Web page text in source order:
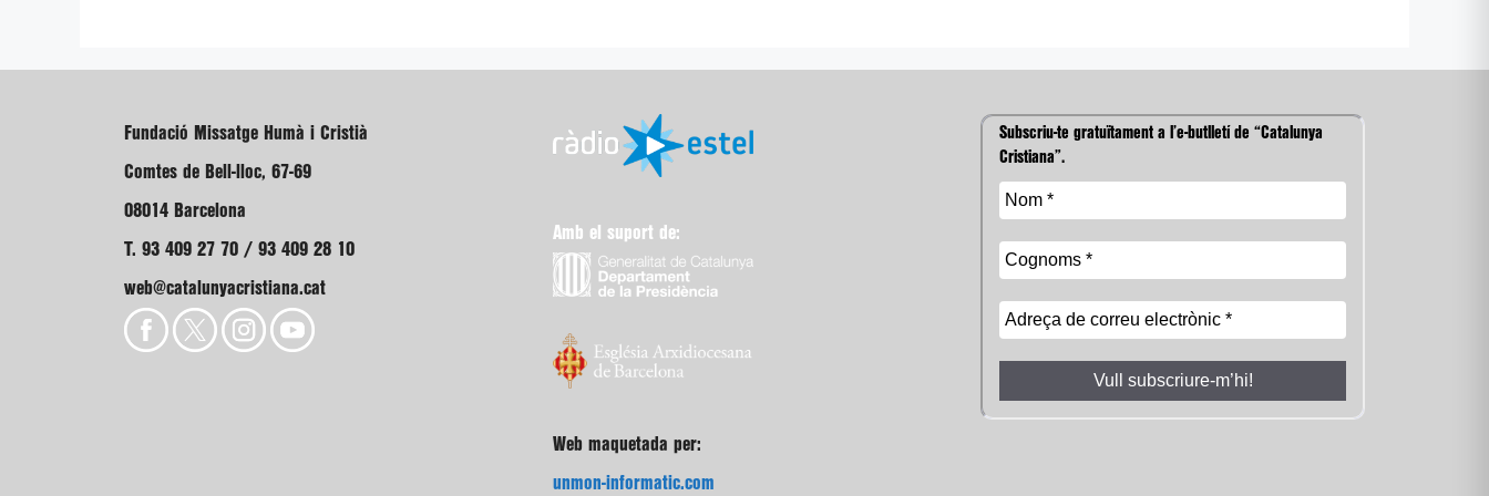
Fundació Missatge Humà i Cristià
Comtes de Bell-lloc, 67-69
08014 Barcelona
T. 93 409 27 70 / 93 409 28 10
web@catalunyacristiana.cat
Amb el suport de:
Web maquetada per:
unmon-informatic.com
Subscriu-te gratuïtament a l’e-butlletí de “Catalunya
Cristiana”.